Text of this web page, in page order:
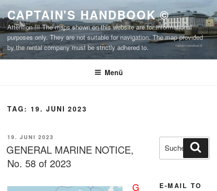
Zum
Inhalt
springen
CAPTAIN'S HANDBOOK ©
Attention !!! The maps shown on this website are for informational
purposes only. They are not suitable for navigation. The map provided
by the rental company must be strictly adhered to.
Menü
TAG: 19. JUNI 2023
VERÖFFENTLICHT
AM
19. JUNI 2023
GENERAL MARINE NOTICE,
No. 58 of 2023
G
Suchen
nach:
E-MAIL TO